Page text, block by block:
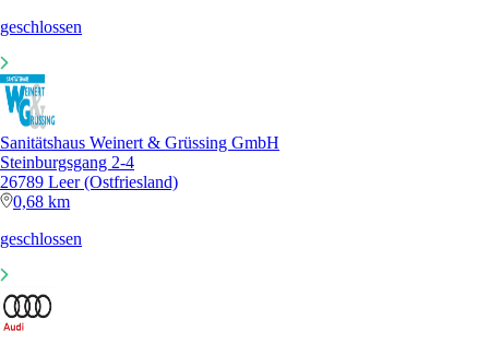
geschlossen
Sanitätshaus Weinert & Grüssing GmbH
Steinburgsgang 2-4
26789 Leer (Ostfriesland)
0,68 km
geschlossen